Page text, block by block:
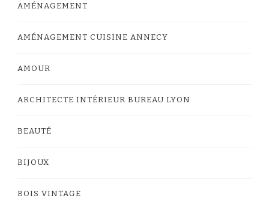
AMÉNAGEMENT
AMÉNAGEMENT CUISINE ANNECY
AMOUR
ARCHITECTE INTÉRIEUR BUREAU LYON
BEAUTÉ
BIJOUX
BOIS VINTAGE